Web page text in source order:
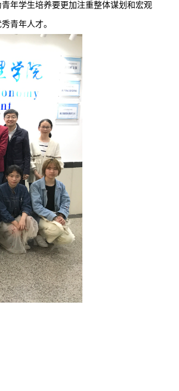
年学生培养要更加注重整体谋划和宏观
青年人才。